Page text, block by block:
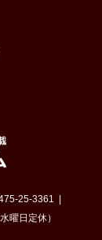
25-3361
曜日定休）